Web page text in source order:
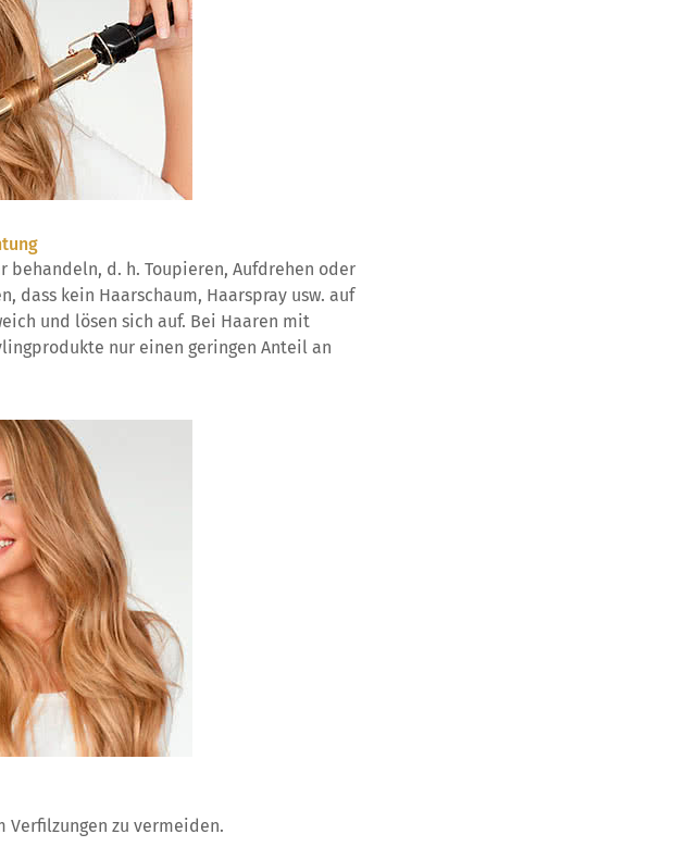
d. h. Toupieren, Aufdrehen oder
dass kein Haarschaum, Haarspray usw. auf
und lösen sich auf. Bei Haaren mit
nur einen geringen Anteil an
Verfilzungen zu vermeiden.